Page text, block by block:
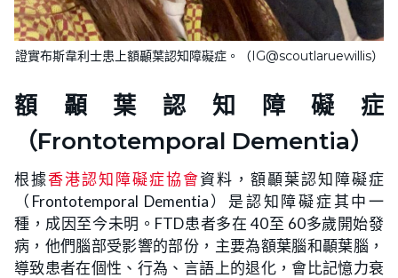
證實布斯韋利士患上額顳葉認知障礙症。（IG@scoutlaruewillis）
額顳葉認知障礙症
（Frontotemporal Dementia）
根據香港認知障礙症協會資料，額顳葉認知障礙症
（Frontotemporal Dementia）是認知障礙症其中一
種，成因至今未明。FTD患者多在 40至 60多歲開始發
病，他們腦部受影響的部份，主要為額葉腦和顳葉腦，
導致患者在個性、行為、言語上的退化，會比記憶力衰